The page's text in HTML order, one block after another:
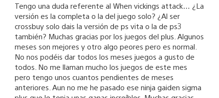
Tengo una duda referente al When vickings attack… ¿La
versión es la completa o la del juego solo? ¿Al ser
crossbuy solo dais la versión de ps vita o la de ps3
también? Muchas gracias por los juegos del plus. Algunos
meses son mejores y otro algo peores pero es normal.
No nos podéis dar todos los meses juegos a gusto de
todos. No me llaman mucho los juegos de este mes
pero tengo unos cuantos pendientes de meses
anteriores. Aun no me he pasado ese ninja gaiden sigma